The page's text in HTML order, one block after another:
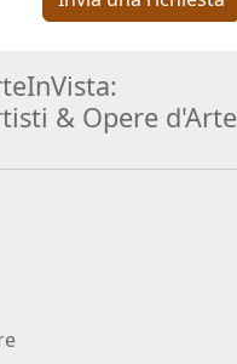
& Opere d'Arte